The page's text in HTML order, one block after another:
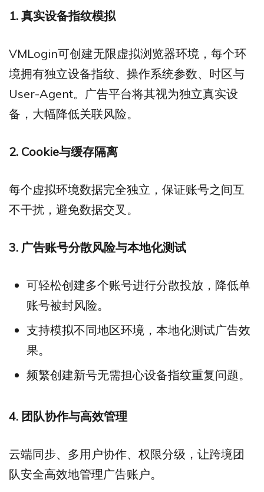
1. 真实设备指纹模拟
VMLogin可创建无限虚拟浏览器环境，每个环
境拥有独立设备指纹、操作系统参数、时区与
User-Agent。广告平台将其视为独立真实设
备，大幅降低关联风险。
2. Cookie与缓存隔离
每个虚拟环境数据完全独立，保证账号之间互
不干扰，避免数据交叉。
3. 广告账号分散风险与本地化测试
可轻松创建多个账号进行分散投放，降低单
账号被封风险。
支持模拟不同地区环境，本地化测试广告效
果。
频繁创建新号无需担心设备指纹重复问题。
4. 团队协作与高效管理
云端同步、多用户协作、权限分级，让跨境团
队安全高效地管理广告账户。